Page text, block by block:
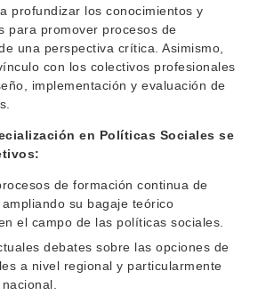
profundizar los conocimientos y
para promover procesos de
una perspectiva crítica. Asimismo,
con los colectivos profesionales
implementación y evaluación de
en Políticas Sociales se
de formación continua de
su bagaje teórico
el campo de las políticas sociales.
debates sobre las opciones de
a nivel regional y particularmente